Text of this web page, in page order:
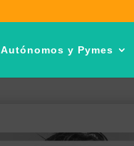
Autónomos y Pymes